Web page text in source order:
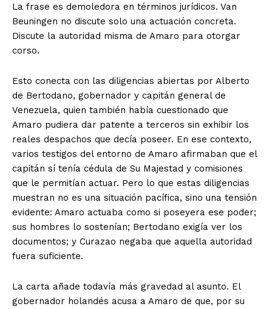
La frase es demoledora en términos jurídicos. Van
Beuningen no discute solo una actuación concreta.
Discute la autoridad misma de Amaro para otorgar
corso.
Esto conecta con las diligencias abiertas por Alberto
de Bertodano, gobernador y capitán general de
Venezuela, quien también había cuestionado que
Amaro pudiera dar patente a terceros sin exhibir los
reales despachos que decía poseer. En ese contexto,
varios testigos del entorno de Amaro afirmaban que el
capitán sí tenía cédula de Su Majestad y comisiones
que le permitían actuar. Pero lo que estas diligencias
muestran no es una situación pacífica, sino una tensión
evidente: Amaro actuaba como si poseyera ese poder;
sus hombres lo sostenían; Bertodano exigía ver los
documentos; y Curazao negaba que aquella autoridad
fuera suficiente.
La carta añade todavía más gravedad al asunto. El
gobernador holandés acusa a Amaro de que, por su